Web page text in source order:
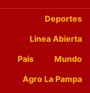
Deportes
Linea Abierta
País
Mundo
Agro La Pampa